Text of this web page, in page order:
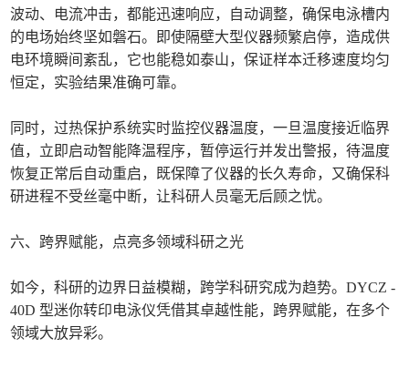
波动、电流冲击，都能迅速响应，自动调整，确保电泳槽内
的电场始终坚如磐石。即使隔壁大型仪器频繁启停，造成供
电环境瞬间紊乱，它也能稳如泰山，保证样本迁移速度均匀
恒定，实验结果准确可靠。
同时，过热保护系统实时监控仪器温度，一旦温度接近临界
值，立即启动智能降温程序，暂停运行并发出警报，待温度
恢复正常后自动重启，既保障了仪器的长久寿命，又确保科
研进程不受丝毫中断，让科研人员毫无后顾之忧。
六、跨界赋能，点亮多领域科研之光
如今，科研的边界日益模糊，跨学科研究成为趋势。DYCZ -
40D 型迷你转印电泳仪凭借其卓越性能，跨界赋能，在多个
领域大放异彩。